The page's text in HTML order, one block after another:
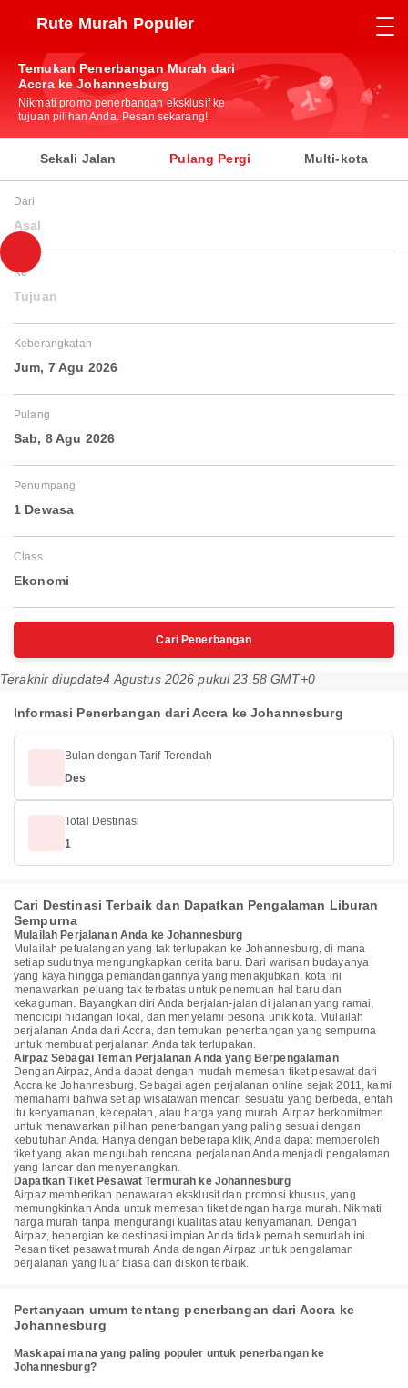
Rute Murah Populer
Temukan Penerbangan Murah dari
Accra ke Johannesburg
Nikmati promo penerbangan eksklusif ke
tujuan pilihan Anda. Pesan sekarang!
Sekali Jalan Pulang Pergi Multi-kota
Dari
Asal
Ke
Tujuan
Keberangkatan
Jum, 7 Agu 2026
Pulang
Sab, 8 Agu 2026
Penumpang
1 Dewasa
Class
Ekonomi
Cari Penerbangan
Terakhir diupdate4 Agustus 2026 pukul 23.58 GMT+0
Informasi Penerbangan dari Accra ke Johannesburg
Bulan dengan Tarif Terendah
Des
Total Destinasi
1
Cari Destinasi Terbaik dan Dapatkan Pengalaman Liburan
Sempurna
Mulailah Perjalanan Anda ke Johannesburg
Mulailah petualangan yang tak terlupakan ke Johannesburg, di mana
setiap sudutnya mengungkapkan cerita baru. Dari warisan budayanya
yang kaya hingga pemandangannya yang menakjubkan, kota ini
menawarkan peluang tak terbatas untuk penemuan hal baru dan
kekaguman. Bayangkan diri Anda berjalan-jalan di jalanan yang ramai,
mencicipi hidangan lokal, dan menyelami pesona unik kota. Mulailah
perjalanan Anda dari Accra, dan temukan penerbangan yang sempurna
untuk membuat perjalanan Anda tak terlupakan.
Airpaz Sebagai Teman Perjalanan Anda yang Berpengalaman
Dengan Airpaz, Anda dapat dengan mudah memesan tiket pesawat dari
Accra ke Johannesburg. Sebagai agen perjalanan online sejak 2011, kami
memahami bahwa setiap wisatawan mencari sesuatu yang berbeda, entah
itu kenyamanan, kecepatan, atau harga yang murah. Airpaz berkomitmen
untuk menawarkan pilihan penerbangan yang paling sesuai dengan
kebutuhan Anda. Hanya dengan beberapa klik, Anda dapat memperoleh
tiket yang akan mengubah rencana perjalanan Anda menjadi pengalaman
yang lancar dan menyenangkan.
Dapatkan Tiket Pesawat Termurah ke Johannesburg
Airpaz memberikan penawaran eksklusif dan promosi khusus, yang
memungkinkan Anda untuk memesan tiket dengan harga murah. Nikmati
harga murah tanpa mengurangi kualitas atau kenyamanan. Dengan
Airpaz, bepergian ke destinasi impian Anda tidak pernah semudah ini.
Pesan tiket pesawat murah Anda dengan Airpaz untuk pengalaman
perjalanan yang luar biasa dan diskon terbaik.
Pertanyaan umum tentang penerbangan dari Accra ke
Johannesburg
Maskapai mana yang paling populer untuk penerbangan ke
Johannesburg?